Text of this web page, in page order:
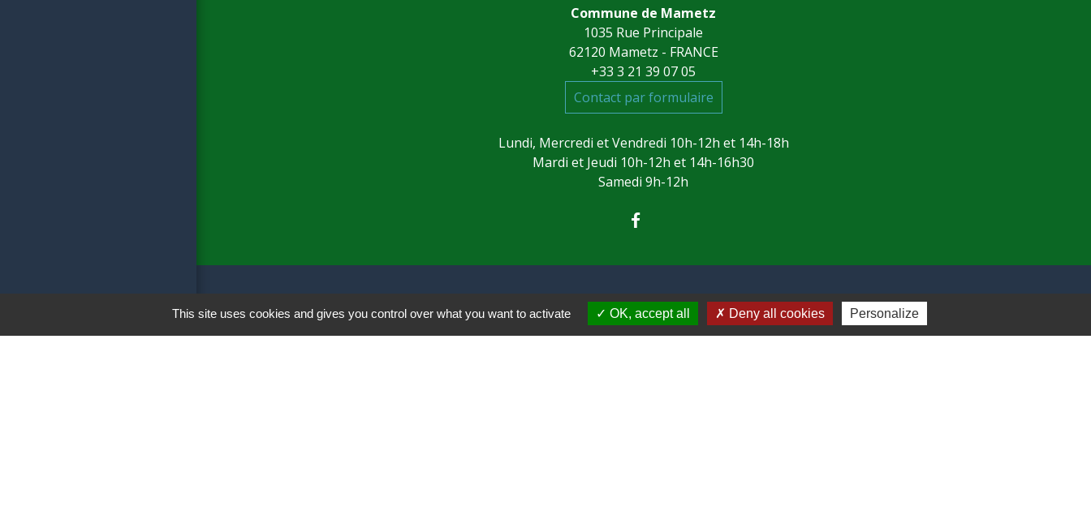
Commune de Mametz
1035 Rue Principale
62120 Mametz - FRANCE
+33 3 21 39 07 05
Contact par formulaire
Lundi, Mercredi et Vendredi 10h-12h et 14h-18h
Mardi et Jeudi 10h-12h et 14h-16h30
Samedi 9h-12h
Liens
This site uses cookies and gives you control over what you want to activate OK, accept all Deny all cookies Personalize